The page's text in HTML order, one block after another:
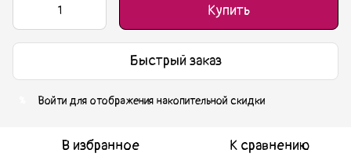
Купить
Быстрый заказ
Войти для отображения накопительной скидки
В избранное К сравнению